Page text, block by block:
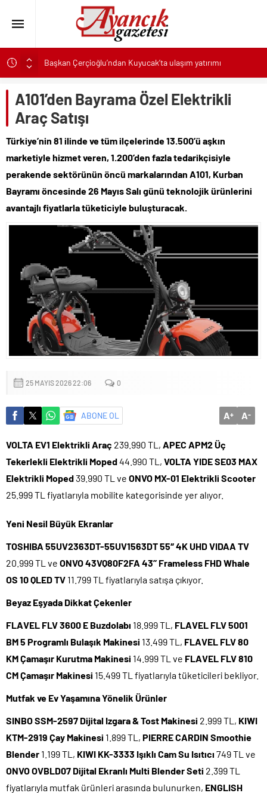
Başkan Çerçioğlu’ndan Kuyucak’ta ulaşım yatırımı
Canik’te Tüm Çocuklar Hediyelerine Kavuşuyor
Karşıyaka’nın patileri, yeni yuvalarına kavuşmayı bekliyor
Karabağlar Belediyesi Zabıtasında aday memurlar asil devlet
memuru oldu
TeosFest 2026, “yarın 2027 için başlıyoruz” mesajıyla sona
erdi
ASAT’tan eş zamanlı altyapı ve asfalt çalışması
Türk Kızılay Gazze’de artan salgın hastalıklara karşı hijyen kiti
ve temiz içme suyu dağıtıyor
Selçuklu’da yollar yenileniyor ulaşım daha konforlu hale
Başkan Çerçioğlu’ndan Köşk’te altyapı yatırımı
Başkan Altay: ‘Bosna Hersek Mahallemizdeki Fera Şubemizi
bu yıl itibariyle açmayı planlıyoruz’
A101’den Bayrama Özel Elektrikli
Araç Satışı
Türkiye’nin 81 ilinde ve tüm ilçelerinde 13.500’ü aşkın
marketiyle hizmet veren, 1.200’den fazla tedarikçisiyle
perakende sektörünün öncü markalarından A101, Kurban
Bayramı öncesinde 26 Mayıs Salı günü teknolojik ürünlerini
avantajlı fiyatlarla tüketiciyle buluşturacak.
25 MAYIS 2026 22:06 0
ABONE OL A+ A-
VOLTA EV1 Elektrikli Araç 239.990 TL, APEC APM2 Üç
Tekerlekli Elektrikli Moped44.990 TL, VOLTA YIDE SE03 MAX
Elektrikli Moped39.990 TL ve ONVO MX-01 Elektrikli Scooter
25.999 TL fiyatlarıyla mobilite kategorisinde yer alıyor.
Yeni Nesil Büyük Ekranlar
TOSHIBA 55UV2363DT-55UV1563DT 55″ 4K UHD VIDAA TV
20.999 TL ve ONVO 43VQ80F2FA 43’’ Frameless FHD Whale
OS 10 QLED TV 11.799 TL fiyatlarıyla satışa çıkıyor.
Beyaz Eşyada Dikkat Çekenler
FLAVEL FLV 3600 E Buzdolabı 18.999 TL, FLAVEL FLV 5001
BM 5 Programlı Bulaşık Makinesi 13.499 TL, FLAVEL FLV 80
KM Çamaşır Kurutma Makinesi 14.999 TL ve FLAVEL FLV 810
CM Çamaşır Makinesi 15.499 TL fiyatlarıyla tüketicileri bekliyor.
Mutfak ve Ev Yaşamına Yönelik Ürünler
SINBO SSM-2597 Dijital Izgara & Tost Makinesi 2.999 TL, KIWI
KTM-2919 Çay Makinesi 1.899 TL, PIERRE CARDIN Smoothie
Blender 1.199 TL, KIWI KK-3333 Işıklı Cam Su Isıtıcı 749 TL ve
ONVO OVBLD07 Dijital Ekranlı Multi Blender Seti 2.399 TL
fiyatlarıyla mutfak ürünleri arasında bulunurken, ENGLISH